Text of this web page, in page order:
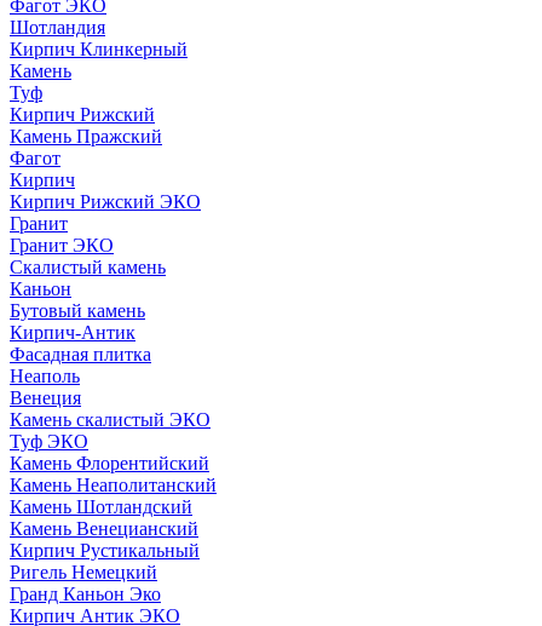
Фагот ЭКО
Шотландия
Кирпич Клинкерный
Камень
Туф
Кирпич Рижский
Камень Пражский
Фагот
Кирпич
Кирпич Рижский ЭКО
Гранит
Гранит ЭКО
Скалистый камень
Каньон
Бутовый камень
Кирпич-Антик
Фасадная плитка
Неаполь
Венеция
Камень скалистый ЭКО
Туф ЭКО
Камень Флорентийский
Камень Неаполитанский
Камень Шотландский
Камень Венецианский
Кирпич Рустикальный
Ригель Немецкий
Гранд Каньон Эко
Кирпич Антик ЭКО